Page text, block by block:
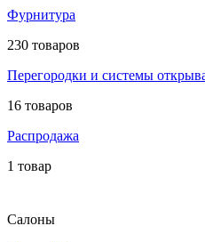
Фурнитура
230 товаров
Перегородки и системы
16 товаров
Распродажа
1 товар
Салоны